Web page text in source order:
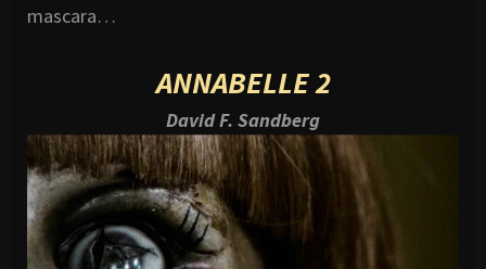
mascara…
ANNABELLE 2
David F. Sandberg